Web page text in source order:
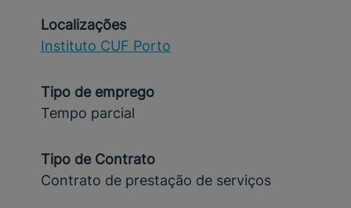
Localizações
Instituto CUF Porto
Tipo de emprego
Tempo parcial
Tipo de Contrato
Contrato de prestação de serviços